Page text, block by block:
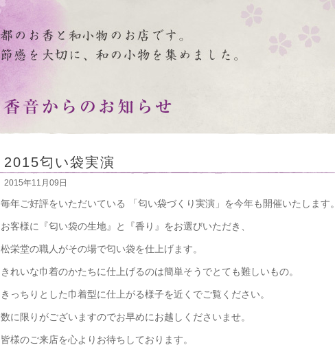
2015匂い袋実演
2015年11月09日
毎年ご好評をいただいている 「匂い袋づくり実演」を今年も開催いたします。
お客様に『匂い袋の生地』と『香り』をお選びいただき、
松栄堂の職人がその場で匂い袋を仕上げます。
きれいな巾着のかたちに仕上げるのは簡単そうでとても難しいもの。
きっちりとした巾着型に仕上がる様子を近くでご覧ください。
数に限りがございますのでお早めにお越しくださいませ。
皆様のご来店を心よりお待ちしております。